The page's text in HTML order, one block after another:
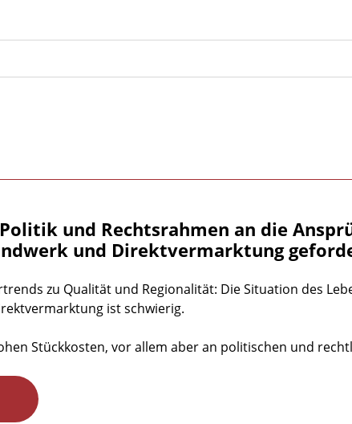
und Rechtsrahmen an die
und Direktvermarktung
zu Qualität und Regionalität: Die Situation des
ist schwierig.
Stückkosten, vor allem aber an politischen und